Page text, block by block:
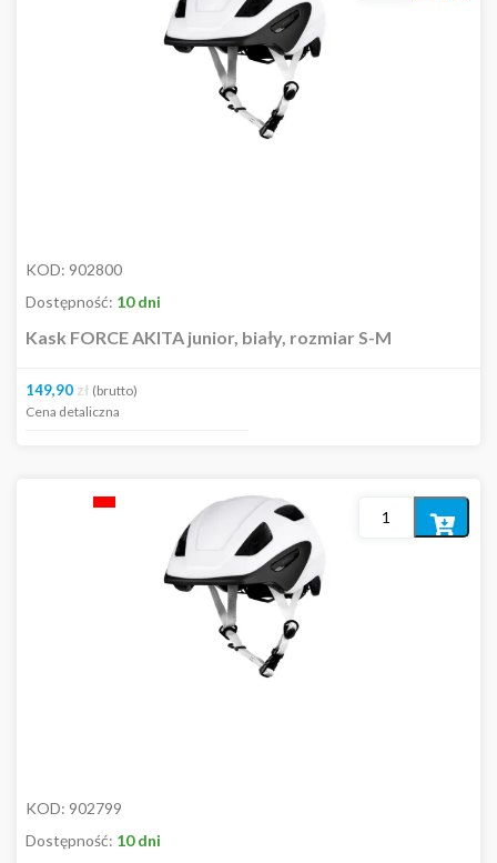
KOD: 902800
Dostępność: 10 dni
Kask FORCE AKITA junior, biały, rozmiar S-M
149,90 zł (brutto)
Cena detaliczna
KOD: 902799
Dostępność: 10 dni
Dodaj